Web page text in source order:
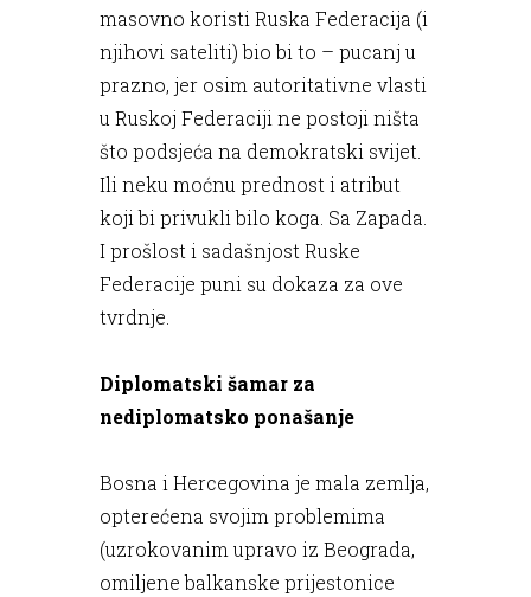
masovno koristi Ruska Federacija (i
njihovi sateliti) bio bi to – pucanj u
prazno, jer osim autoritativne vlasti
u Ruskoj Federaciji ne postoji ništa
što podsjeća na demokratski svijet.
Ili neku moćnu prednost i atribut
koji bi privukli bilo koga. Sa Zapada.
I prošlost i sadašnjost Ruske
Federacije puni su dokaza za ove
tvrdnje.
Diplomatski šamar za
nediplomatsko ponašanje
Bosna i Hercegovina je mala zemlja,
opterećena svojim problemima
(uzrokovanim upravo iz Beograda,
omiljene balkanske prijestonice